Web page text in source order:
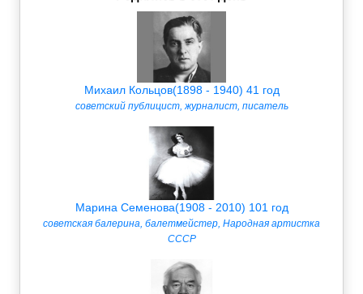
Михаил Кольцов(1898 - 1940) 41 год
советский публицист, журналист, писатель
Марина Семенова(1908 - 2010) 101 год
советская балерина, балетмейстер, Народная артистка
СССР